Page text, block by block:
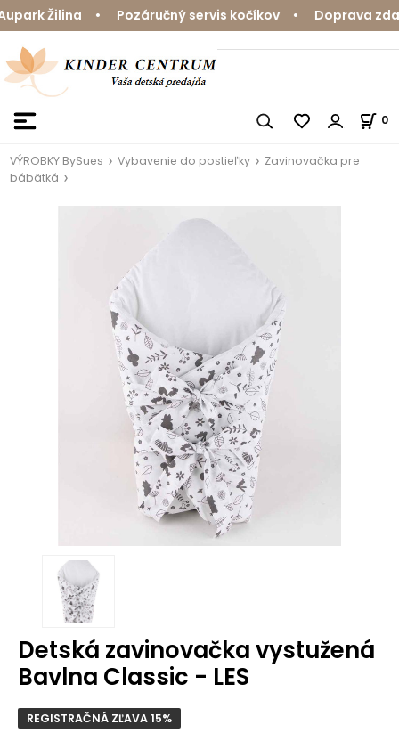
Žilina • Pozáručný servis kočíkov • Doprava
0
VÝROBKY BySues Vybavenie do postieľky
Zavinovačka pre
bábätká
Detská zavinovačka vystužená
Bavlna Classic - LES
REGISTRAČNÁ ZĽAVA 15%